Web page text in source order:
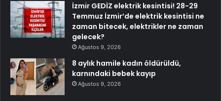
İzmir GEDİZ elektrik kesintisi! 28-29
Temmuz İzmir’de elektrik kesintisi ne
zaman bitecek, elektrikler ne zaman
gelecek?
Ağustos 9, 2026
8 aylık hamile kadın öldürüldü,
karnındaki bebek kayıp
Ağustos 9, 2026